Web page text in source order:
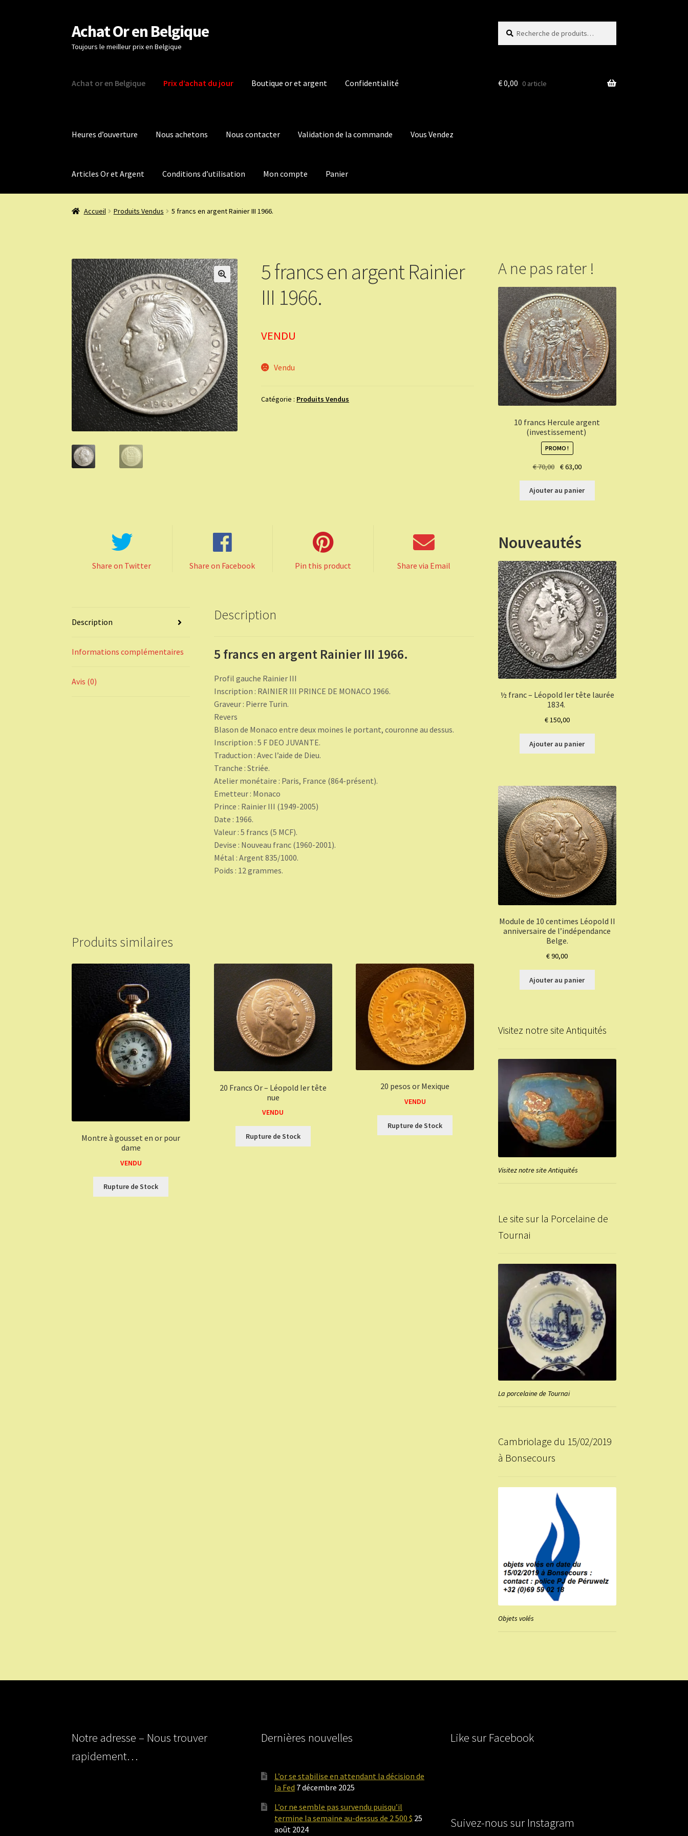
Aller
à
la
Aller
au
contenu
Achat Or en Belgique
Toujours le meilleur prix en Belgique
pour :
Achat or en Belgique Prix d’achat du jour Boutique or et argent Confidentialité
Heures d’ouverture Nous achetons Nous contacter Validation de la commande Vous Vendez
Articles Or et Argent Conditions d’utilisation Mon compte Panier
€0,00 0 article
Accueil Produits Vendus 5 francs en argent Rainier III 1966.
5 francs en argent Rainier
III 1966.
VENDU
Vendu
Catégorie : Produits Vendus
Share on Twitter Share on Facebook Pin this product Share via Email
Description
Informations complémentaires
Avis (0)
Description
5 francs en argent Rainier III 1966.
Profil gauche Rainier III
Inscription : RAINIER III PRINCE DE MONACO 1966.
Graveur : Pierre Turin.
Revers
Blason de Monaco entre deux moines le portant, couronne au dessus.
Inscription : 5 F DEO JUVANTE.
Traduction : Avec l’aide de Dieu.
Tranche : Striée.
Atelier monétaire : Paris, France (864-présent).
Emetteur : Monaco
Prince : Rainier III (1949-2005)
Date : 1966.
Valeur : 5 francs (5 MCF).
Devise : Nouveau franc (1960-2001).
Métal : Argent 835/1000.
Poids : 12 grammes.
Produits similaires
Montre à gousset en or pour
dame
VENDU
Rupture de Stock
20 Francs Or – Léopold Ier tête
nue
VENDU
Rupture de Stock
20 pesos or Mexique
VENDU
Rupture de Stock
A ne pas rater !
10 francs Hercule argent
(investissement)
PROMO !
€70,00
Le
initial
était :
€63,00Le
actuel
est :
Ajouter au panier
Nouveautés
½ franc – Léopold Ier tête laurée
1834.
€150,00
Ajouter au panier
Module de 10 centimes Léopold II
anniversaire de l’indépendance
Belge.
€90,00
Ajouter au panier
Visitez notre site Antiquités
Visitez notre site Antiquités
Le site sur la Porcelaine de
Tournai
La porcelaine de Tournai
Cambriolage du 15/02/2019
à Bonsecours
Objets volés
Notre adresse – Nous trouver
rapidement…
Dernières nouvelles
L’or se stabilise en attendant la décision de
la Fed 7 décembre 2025
L’or ne semble pas survendu puisqu’il
termine la semaine au-dessus de 2 500 $ 25
août 2024
Like sur Facebook
Suivez-nous sur Instagram